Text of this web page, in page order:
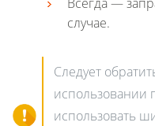
случае.
Следует
использовании
использовать